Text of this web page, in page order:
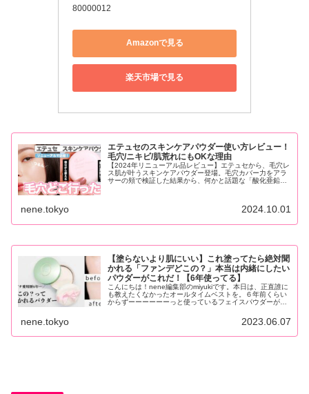
80000012
Amazonで見る
楽天市場で見る
エテュセのスキンケアパウダー使い方レビュー！
毛穴/ニキビ/肌荒れにもOKな理由
【2024年リニューアル品レビュー】エテュセから、毛穴レ
ス肌が叶うスキンケアパウダー登場。毛穴カバー力をアラ
サーの頬で検証した結果から、何かと話題な「酸化亜鉛」
nene.tokyo 2024.10.01
【塗らないより肌にいい】これ塗ってたら絶対聞
かれる「ファンデどこの？」本当は内緒にしたい
パウダーがこれだ！【6年使ってる】
こんにちは！nene編集部のmiyukiです。本日は、正直誰に
も教えたくなかったオールタイムベストを。６年前くらい
からずーーーーーーっと使っているフェイスパウダーがあ
nene.tokyo 2023.06.07